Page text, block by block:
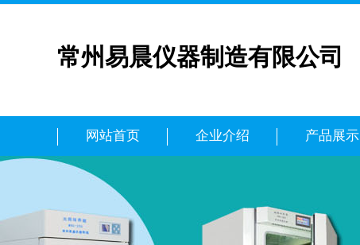
常州易晨仪器制造有限公司
网站首页 企业介绍 产品展示